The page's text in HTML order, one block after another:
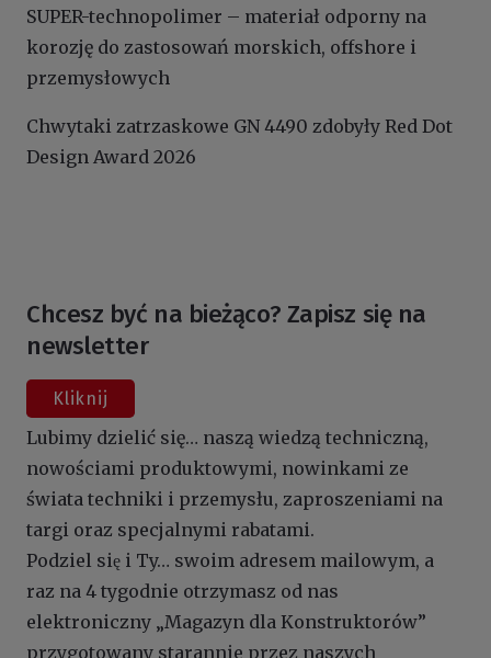
SUPER-technopolimer – materiał odporny na
korozję do zastosowań morskich, offshore i
przemysłowych
Chwytaki zatrzaskowe GN 4490 zdobyły Red Dot
Design Award 2026
Chcesz być na bieżąco? Zapisz się na
newsletter
Kliknij
Lubimy dzielić się… naszą wiedzą techniczną,
nowościami produktowymi, nowinkami ze
świata techniki i przemysłu, zaproszeniami na
targi oraz specjalnymi rabatami.
Podziel się i Ty… swoim adresem mailowym, a
raz na 4 tygodnie otrzymasz od nas
elektroniczny „Magazyn dla Konstruktorów”
przygotowany starannie przez naszych